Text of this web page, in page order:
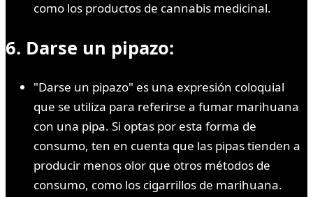
como los productos de cannabis medicinal.
6. Darse un pipazo:
"Darse un pipazo" es una expresión coloquial
que se utiliza para referirse a fumar marihuana
con una pipa. Si optas por esta forma de
consumo, ten en cuenta que las pipas tienden a
producir menos olor que otros métodos de
consumo, como los cigarrillos de marihuana.